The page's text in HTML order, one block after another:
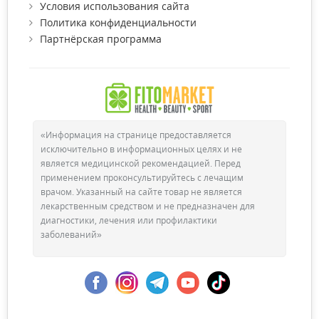
Условия использования сайта
Политика конфиденциальности
Партнёрская программа
«Информация на странице предоставляется
исключительно в информационных целях и не
является медицинской рекомендацией. Перед
применением проконсультируйтесь с лечащим
врачом. Указанный на сайте товар не является
лекарственным средством и не предназначен для
диагностики, лечения или профилактики
заболеваний»